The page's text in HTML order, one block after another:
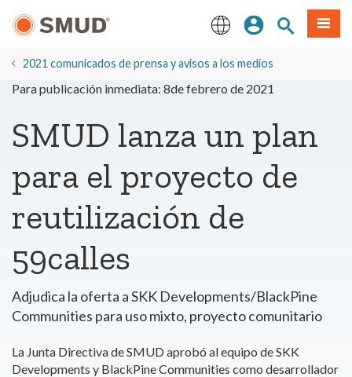
principal
Iniciar sesión
Buscar en
Menú
2021 comunicados de prensa y avisos a los medios
Para publicación inmediata: 8de febrero de 2021
SMUD lanza un plan
para el proyecto de
reutilización de
59calles
Adjudica la oferta a SKK Developments/BlackPine
Communities para uso mixto, proyecto comunitario
La Junta Directiva de SMUD aprobó al equipo de SKK
Developments y BlackPine Communities como desarrollador